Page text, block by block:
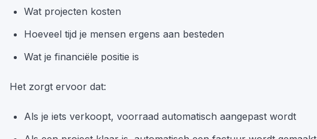
Wat projecten kosten
Hoeveel tijd je mensen ergens aan besteden
Wat je financiële positie is
Het zorgt ervoor dat:
Als je iets verkoopt, voorraad automatisch aangepast wordt